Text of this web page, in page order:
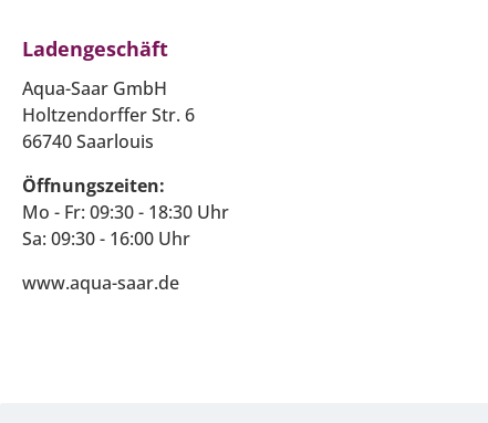
Ladengeschäft
Aqua-Saar GmbH
Holtzendorffer Str. 6
66740 Saarlouis
Öffnungszeiten:
Mo - Fr: 09:30 - 18:30 Uhr
Sa: 09:30 - 16:00 Uhr
www.aqua-saar.de